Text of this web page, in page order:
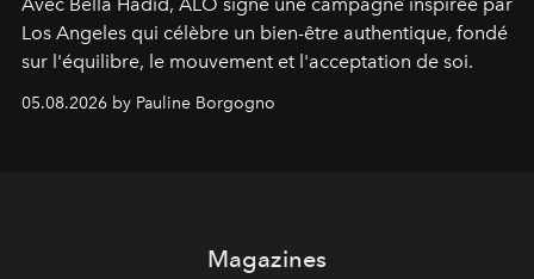
Los Angeles qui célèbre un bien-être authentique, fondé
sur l'équilibre, le mouvement et l'acceptation de soi.
05.08.2026 by Pauline Borgogno
Magazines